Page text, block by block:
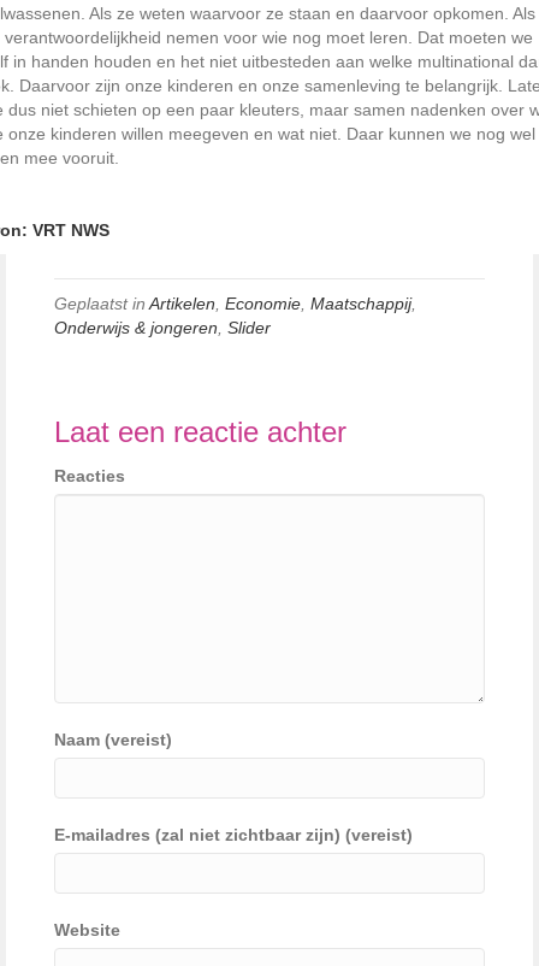
Als ze weten waarvoor ze staan en daarvoor opkomen. Als
verantwoordelijkheid nemen voor wie nog moet leren. Dat moeten we
in handen houden en het niet uitbesteden aan welke multinational
Daarvoor zijn onze kinderen en onze samenleving te belangrijk.
dus niet schieten op een paar kleuters, maar samen nadenken over
onze kinderen willen meegeven en wat niet. Daar kunnen we nog wel
mee vooruit.
VRT NWS
Geplaatst in Artikelen Economie Maatschappij,
Onderwijs & jongeren Slider
Laat een reactie achter
Reacties
Naam (vereist)
E-mailadres (zal niet zichtbaar zijn) (vereist)
Website